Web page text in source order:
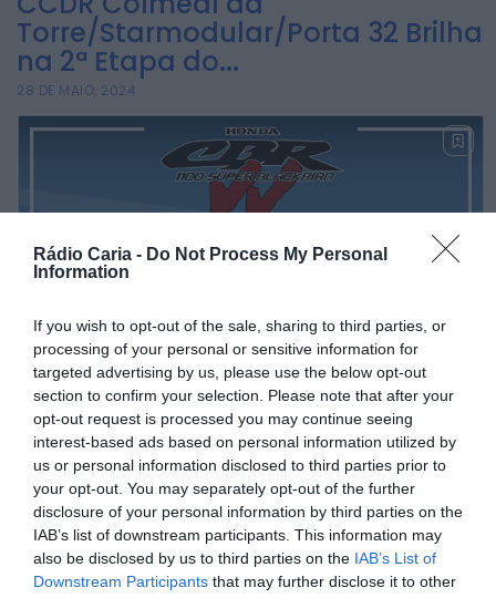
Rádio Caria - Do Not Process My Personal
Information
If you wish to opt-out of the sale, sharing to third parties, or
processing of your personal or sensitive information for
targeted advertising by us, please use the below opt-out
section to confirm your selection. Please note that after your
opt-out request is processed you may continue seeing
interest-based ads based on personal information utilized by
us or personal information disclosed to third parties prior to
your opt-out. You may separately opt-out of the further
disclosure of your personal information by third parties on the
IAB’s list of downstream participants. This information may
also be disclosed by us to third parties on the IAB’s List of
Downstream Participants that may further disclose it to other
de Travassô e Óis da
Ribeira apela à
regularização...
Rádio Caria
Praia Fluvial de
Valhelhas candidata
a Praia Fluvial do Ano
HOJE, 9:17
Pêro Viseu volta a
levar a festa para a
rua de 14...
HOJE, 9:11
Rádio Caria
Museu do Queijo de
Peraboa vai integrar
rede de Clubes
UNESCO
HOJE, 7:01
Torre/Starmodular/Porta 32 Brilha
na 2ª Etapa do...
28 DE MAIO, 2024